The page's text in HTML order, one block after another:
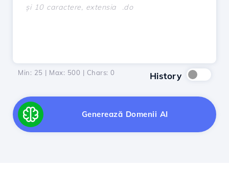
Min: 25 | Max: 500 | Chars: 0 History
Generează Domenii AI